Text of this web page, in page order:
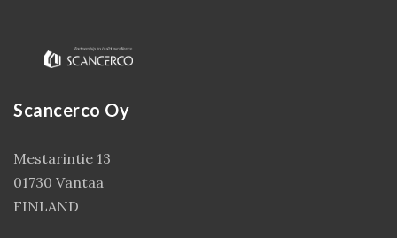
Scancerco Oy
Mestarintie 13
01730 Vantaa
FINLAND